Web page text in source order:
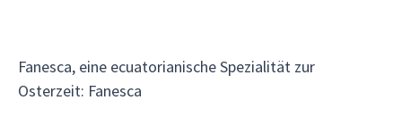
Fanesca, eine ecuatorianische Spezialität zur
Osterzeit: Fanesca